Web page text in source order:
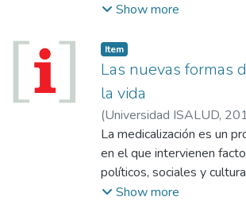
Show more
Item
Las nuevas formas
la vida
(Universidad ISALUD,
Carlos Alberto
La medicalización es un
en el que intervienen
políticos, sociales y
están implicados desde el
Show more